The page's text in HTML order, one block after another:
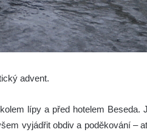
advent.
lípy a před hotelem Beseda.
vyjádřit obdiv a poděkování –